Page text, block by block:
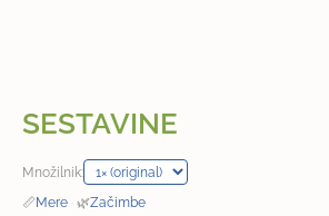
SESTAVINE
Množilnik:
📏Mere · 🌿Začimbe